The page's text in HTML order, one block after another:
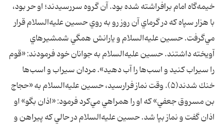
خيمه‌گاه امام برافراشته شده بود. آن گروه سررسيدند؛ او حر بود،
با هزار سپاه كه در گرماي آن روز رو به روي حسين عليه‌السلام قرار
مي‌گرفت. حسين عليه‌السلام و يارانش همگي شمشيرهاي
آويخته داشتند. حسين عليه‌السلام به جوانان خود فرمودند: «قوم
را سيراب كنيد و اسب‌ها را آب دهيد». مردان سيراب و اسب‌ها
خنك شدند(۵). وقت نماز فرارسيد، حسين عليه‌السلام به «حجاج
بن مسروق جعفي» كه او را همراهي مي‌كرد فرمود: «اذان بگو» او
اذان گفت و نماز بپا شد. حسين عليه‌السلام در حالي كه پيراهن و